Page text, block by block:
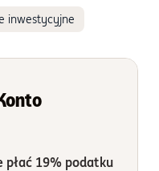
inwestycyjne
19% podatku